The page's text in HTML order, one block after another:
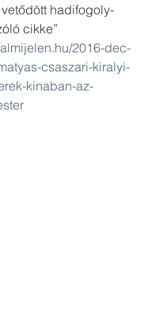
hadifogoly-
cikke”
2016-dec-
csaszari-kiralyi-
kinaban-az-